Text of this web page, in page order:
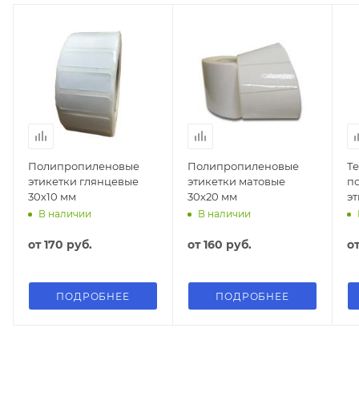
Полипропиленовые
этикетки глянцевые
30х10 мм
В наличии
от170 руб.
ПОДРОБНЕЕ
Полипропиленовые
этикетки матовые
30х20 мм
В наличии
от160 руб.
ПОДРОБНЕЕ